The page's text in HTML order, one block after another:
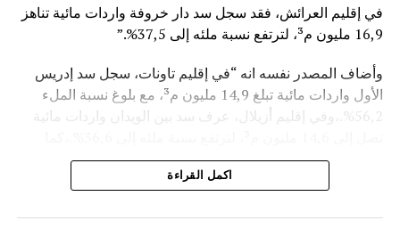
في إقليم العرائش، فقد سجل سد دار خروفة واردات مائية تناهز
16,9 مليون م³، لترتفع نسبة ملئه إلى 37,5%.”
وأضاف المصدر نفسه انه “في إقليم تاونات، سجل سد إدريس
الأول واردات مائية تبلغ 14,9 مليون م³، مع بلوغ نسبة الملء
56,2%.،وفي إقليم أزيلال، عرف سد بين الويدان واردات مائية
وتعكس هذه المعطيات الأثر الإيجابي على الثروة المائية
اكمل القراءة